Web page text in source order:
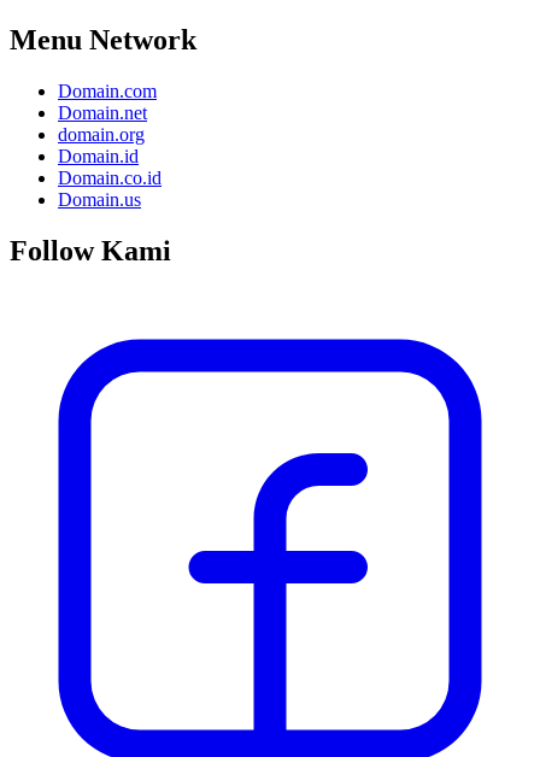
Menu Network
Domain.com
Domain.net
domain.org
Domain.id
Domain.co.id
Domain.us
Follow Kami